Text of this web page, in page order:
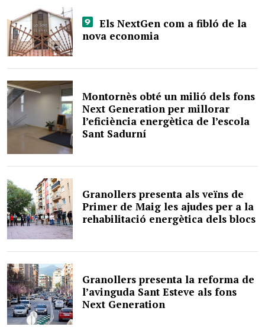
Els NextGen com a fibló de la
nova economia
Montornès obté un milió dels fons
Next Generation per millorar
l’eficiència energètica de l’escola
Sant Sadurní
Granollers presenta als veïns de
Primer de Maig les ajudes per a la
rehabilitació energètica dels blocs
Granollers presenta la reforma de
l’avinguda Sant Esteve als fons
Next Generation